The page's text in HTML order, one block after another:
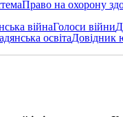
Право на охорону
війнаГолоси війни
освітаДовідник